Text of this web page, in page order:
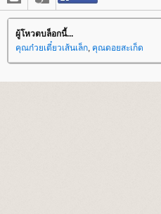
ผู้โหวตบล็อกนี้...
คุณก๋วยเตี๋ยวเส้นเล็ก คุณดอยสะเก็ด